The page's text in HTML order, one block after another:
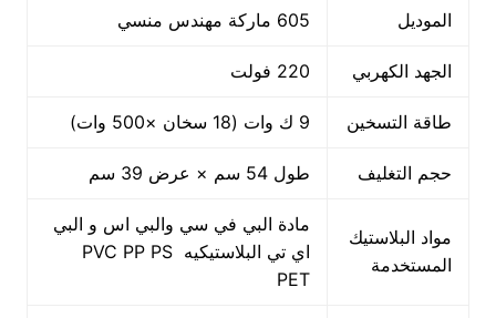
الموديل 605 ماركة مهندس منسي
الجهد الكهربي 220 فولت
طاقة التسخين 9 ك وات (18 سخان ×500 وات)
حجم التغليف طول 54 سم × عرض 39 سم
مواد البلاستيك
المستخدمة
مادة البي في سي والبي اس و البي
اي تي البلاستيكيه PVC PP PS
PET